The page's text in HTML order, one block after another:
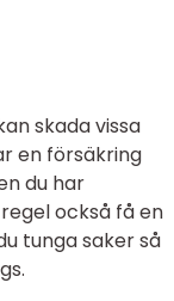
skada vissa
en försäkring
du har
också få en
tunga saker så